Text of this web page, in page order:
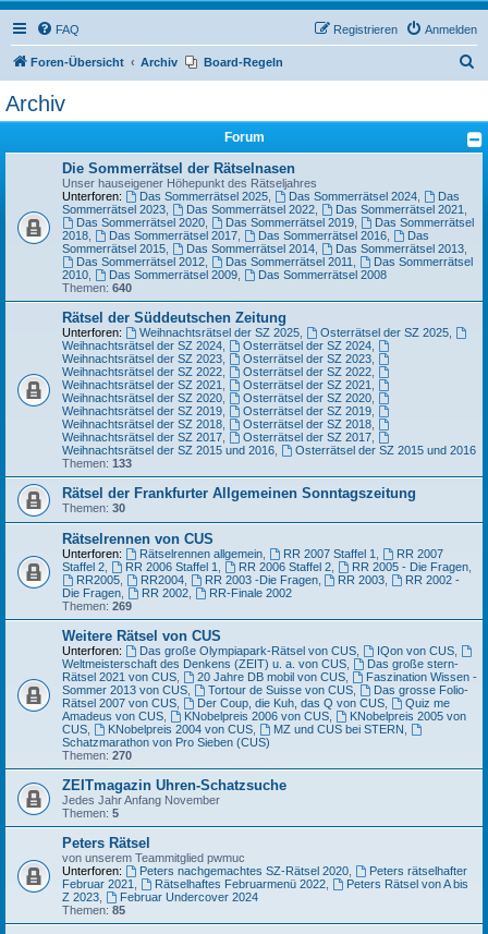
FAQ Anmelden
Registrieren
Foren-Übersicht Archiv Board-Regeln
h
Archiv
Forum
Die Sommerrätsel der Rätselnasen
Unser hauseigener Höhepunkt des Rätseljahres
Unterforen:
Das Sommerrätsel 2025, Das Sommerrätsel 2024,
Das
Sommerrätsel 2023
Das Sommerrätsel 2022, Das Sommerrätsel 2021
Das Sommerrätsel 2020, Das Sommerrätsel 2019,
Das Sommerrätsel
2018
Das Sommerrätsel 2017, Das Sommerrätsel 2016,
Das
Sommerrätsel 2015
Das Sommerrätsel 2014, Das Sommerrätsel 2013,
Das Sommerrätsel 2012, Das Sommerrätsel 2011
Das Sommerrätsel
2010
Das Sommerrätsel 2009,
Das Sommerrätsel 2008
Themen: 640
Rätsel der Süddeutschen Zeitung
Unterforen: Weihnachtsrätsel der SZ 2025, Osterrätsel der SZ 2025,
Weihnachtsrätsel der SZ 2024
Osterrätsel der SZ 2024,
Weihnachtsrätsel der SZ 2023
Osterrätsel der SZ 2023,
Weihnachtsrätsel der SZ 2022
Osterrätsel der SZ 2022,
Weihnachtsrätsel der SZ 2021
Osterrätsel der SZ 2021
Weihnachtsrätsel der SZ 2020
Osterrätsel der SZ 2020,
Weihnachtsrätsel der SZ 2019
Osterrätsel der SZ 2019,
Weihnachtsrätsel der SZ 2018
Osterrätsel der SZ 2018,
Weihnachtsrätsel der SZ 2017
Osterrätsel der SZ 2017,
Weihnachtsrätsel der SZ 2015 und 2016
Osterrätsel der SZ 2015 und 2016
Themen: 133
Rätsel der Frankfurter Allgemeinen Sonntagszeitung
Themen: 30
Rätselrennen von CUS
Unterforen: Rätselrennen allgemein, RR 2007 Staffel 1
RR 2007
Staffel 2
RR 2006 Staffel 1 RR 2006 Staffel 2, RR 2005 - Die Fragen,
RR2005, RR2004, RR 2003 -Die Fragen, RR 2003
RR 2002 -
Die Fragen
RR 2002,
RR-Finale 2002
Themen: 269
Weitere Rätsel von CUS
Unterforen: Das große Olympiapark-Rätsel von CUS, IQon von CUS,
Weltmeisterschaft des Denkens (ZEIT) u. a. von CUS
Das große stern-
Rätsel 2021 von CUS
20 Jahre DB mobil von CUS,
Faszination Wissen -
Sommer 2013 von CUS
Tortour de Suisse von CUS,
Das grosse Folio-
Rätsel 2007 von CUS
Der Coup, die Kuh, das Q von CUS,
Quiz me
Amadeus von CUS
KNobelpreis 2006 von CUS,
KNobelpreis 2005 von
CUS
KNobelpreis 2004 von CUS, MZ und CUS bei STERN
Schatzmarathon von Pro Sieben (CUS)
Themen: 270
ZEITmagazin Uhren-Schatzsuche
Jedes Jahr Anfang November
Themen: 5
Peters Rätsel
von unserem Teammitglied pwmuc
Unterforen:
Peters nachgemachtes SZ-Rätsel 2020,
Peters rätselhafter
Februar 2021
Rätselhaftes Februarmenü 2022,
Peters Rätsel von A bis
Z 2023
Februar Undercover 2024
Themen: 85